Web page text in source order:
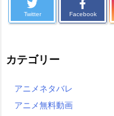
Twitter Facebook
カテゴリー
アニメネタバレ
アニメ無料動画